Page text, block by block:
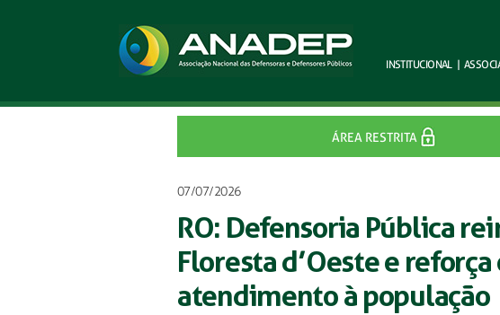
INSTITUCIONAL |
ÁREA RESTRITA
07/07/2026
RO: Defensoria Pública
Floresta d’Oeste e
atendimento à população